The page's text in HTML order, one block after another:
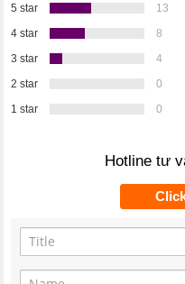
5 star
13
4 star
8
3 star
4
2 star
0
1 star
0
Hotline tư